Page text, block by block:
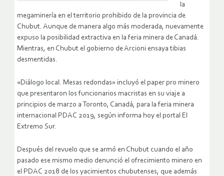
la
megaminería en el territorio prohibido de la provincia de
Chubut. Aunque de manera algo más moderada, nuevamente
expuso la posibilidad extractiva en la feria minera de Canadá.
Mientras, en Chubut el gobierno de Arcioni ensaya tibias
desmentidas.
«Diálogo local. Mesas redondas» incluyó el paper pro minero
que presentaron los funcionarios macristas en su viaje a
principios de marzo a Toronto, Canadá, para la feria minera
internacional PDAC 2019, según informa hoy el portal El
Extremo Sur.
Después del revuelo que se armó en Chubut cuando el año
pasado ese mismo medio denunció el ofrecimiento minero en
el PDAC 2018 de los yacimientos chubutenses, que además